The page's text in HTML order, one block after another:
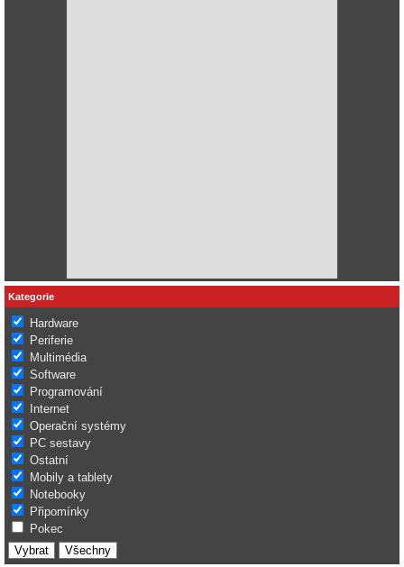
Kategorie
Hardware
Periferie
Multimédia
Software
Programování
Internet
Operační systémy
PC sestavy
Ostatní
Mobily a tablety
Notebooky
Připomínky
Pokec